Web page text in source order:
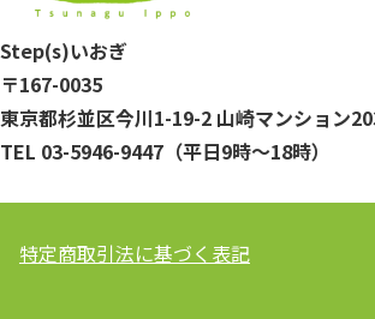
Step(s)いおぎ
〒167-0035
東京都杉並区今川1-19-2 山崎マンション
TEL 03-5946-9447（平日9時～18時）
特定商取引法に基づく表記